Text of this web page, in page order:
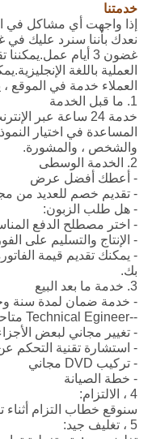
خدمتنا
إذا واجهت أي مشاكل في
العملية باللغة
العملاء خدمة في الموقع
1. ما قبل الخدمة
خدمة 24 ساعة عبر الإنترنت لاستشارتك.
المساعدة في اختيار
والشخص ، والمشورة.
2. الخدمة الوسطى
- أعطك أفضل عرض
- تقديم خصم للعديد من
- هل طلب الزبون:
- اختر مصطلح الدفع
- الإنتاج والتسليم على
- يمكنك تقديم قيمة
بك.
3. خدمة ما بعد البيع
- خدمة ضمان لمدة سنة
--Technical Egineer متاحة للتدريب من الخارج.
- تغيير مجاني لبعض
- استشارة تقنية التحكم
- تركيب DVD مجاني
- خطة الصيانة
4 ، الالتزام:
سنوقع خطاب التزام أثناء
5 ، تغليف جيد: